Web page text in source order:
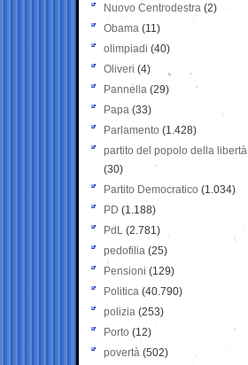
Nuovo Centrodestra (2)
Obama (11)
olimpiadi (40)
Oliveri (4)
Pannella (29)
Papa (33)
Parlamento (1.428)
partito del popolo della libertà
(30)
Partito Democratico (1.034)
PD (1.188)
PdL (2.781)
pedofilia (25)
Pensioni (129)
Politica (40.790)
polizia (253)
Porto (12)
povertà (502)